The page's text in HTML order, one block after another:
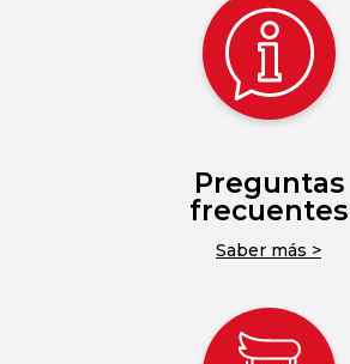
Preguntas
frecuentes
Saber más >